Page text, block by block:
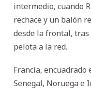
intermedio, cuando
rechace y un balón
desde la frontal, tras
pelota a la red.
Francia,
Senegal, Noruega e